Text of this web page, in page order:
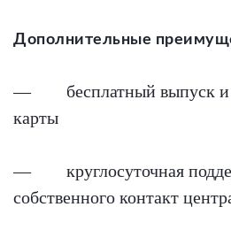
Дополнительные
— бесплатный выпуск и
карты
— круглосуточная
собственного контакт